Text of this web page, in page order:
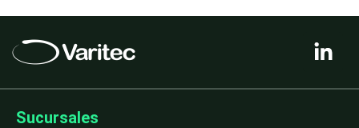
i
k
Sucursales